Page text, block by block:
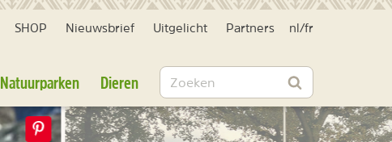
SHOP Nieuwsbrief Uitgelicht Partners nl /fr
Natuurparken Dieren Zoeken
Zoeken